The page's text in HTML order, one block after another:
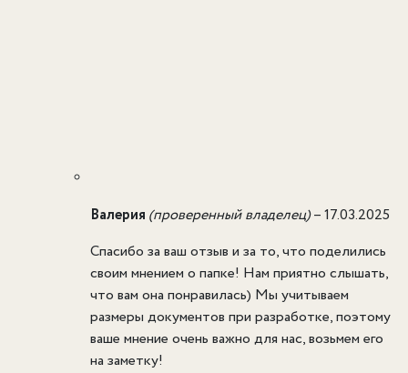
Валерия (проверенный владелец)–17.03.2025
Спасибо за ваш отзыв и за то, что поделились
своим мнением о папке! Нам приятно слышать,
что вам она понравилась) Мы учитываем
размеры документов при разработке, поэтому
ваше мнение очень важно для нас, возьмем его
на заметку!